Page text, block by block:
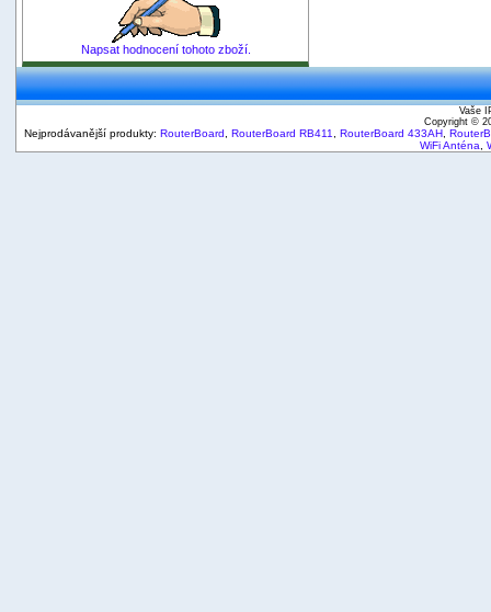
Napsat hodnocení tohoto zboží.
Vaše
Copyright ©
Nejprodávanější produkty: RouterBoard RouterBoard RB411 RouterBoard 433AH
WiFi Anténa